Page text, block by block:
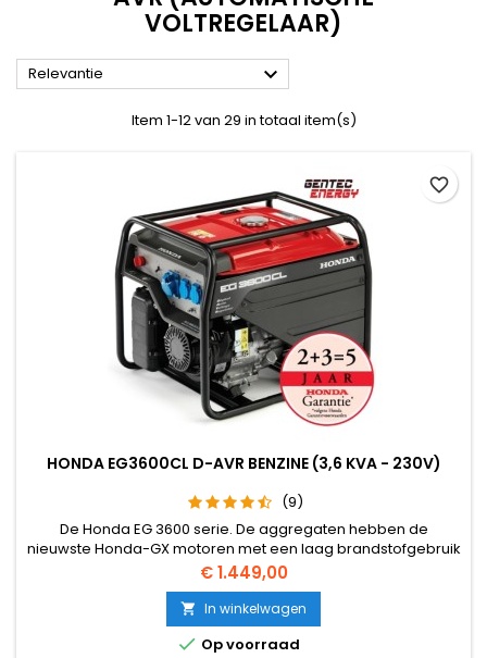
VOLTREGELAAR)
Relevantie 
Item 1-12 van 29 in totaal item(s)
HONDA EG3600CL D-AVR BENZINE (3,6 KVA - 230V)
(9)
De Honda EG 3600 serie. De aggregaten hebben de
nieuwste Honda-GX motoren met een laag brandstofgebruik
en zijn uitgerust met een digitale elektronische
spanningsregeling voor een nauwkeurige
spanningsregeling. De EG serie is zoals alle open frame
aggregaten robuust. Ze hebben allemaal een grote
brandstoftank van 24L.
Prijs
€ 1.449,00
 In winkelwagen
 Op voorraad
favorite_border